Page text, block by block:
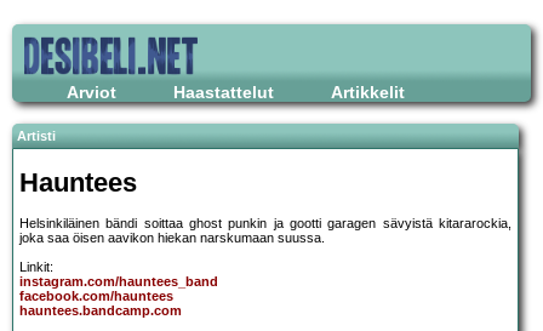
Arviot Haastattelut Artikkelit
Artisti
Hauntees
Helsinkiläinen bändi soittaa ghost punkin ja gootti garagen sävyistä kitararockia,
joka saa öisen aavikon hiekan narskumaan suussa.
Linkit:
instagram.com/hauntees_band
facebook.com/hauntees
hauntees.bandcamp.com